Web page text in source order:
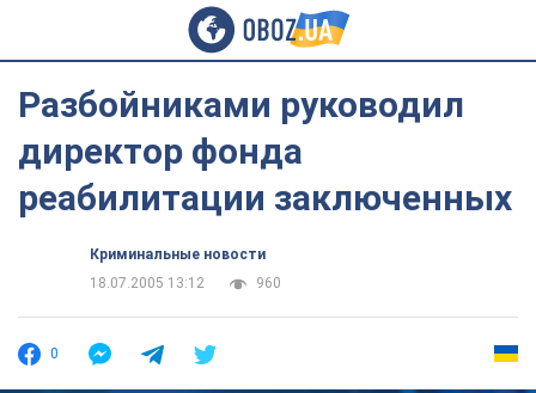
Разбойниками руководил
директор фонда
реабилитации заключенных
Криминальные новости
18.07.2005 13:12
960
0